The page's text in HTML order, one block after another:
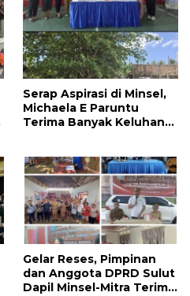
Serap Aspirasi di Minsel,
Michaela E Paruntu
Terima Banyak Keluhan
Gelar Reses, Pimpinan
dan Anggota DPRD Sulut
Dapil Minsel-Mitra Terima